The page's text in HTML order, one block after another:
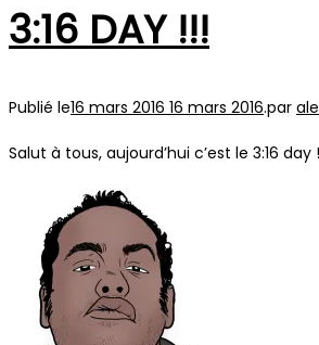
3:16 DAY !!!
Publié le16 mars 2016 16 mars 2016.par
Salut à tous, aujourd’hui c’est le 3:16